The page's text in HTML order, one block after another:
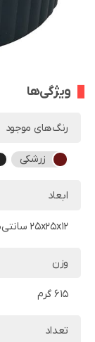
ویژگی‌ها
رنگ‌های موجود
زرشکی
ابعاد
25x25x12 سانتی‌متر
وزن
615 گرم
تعداد